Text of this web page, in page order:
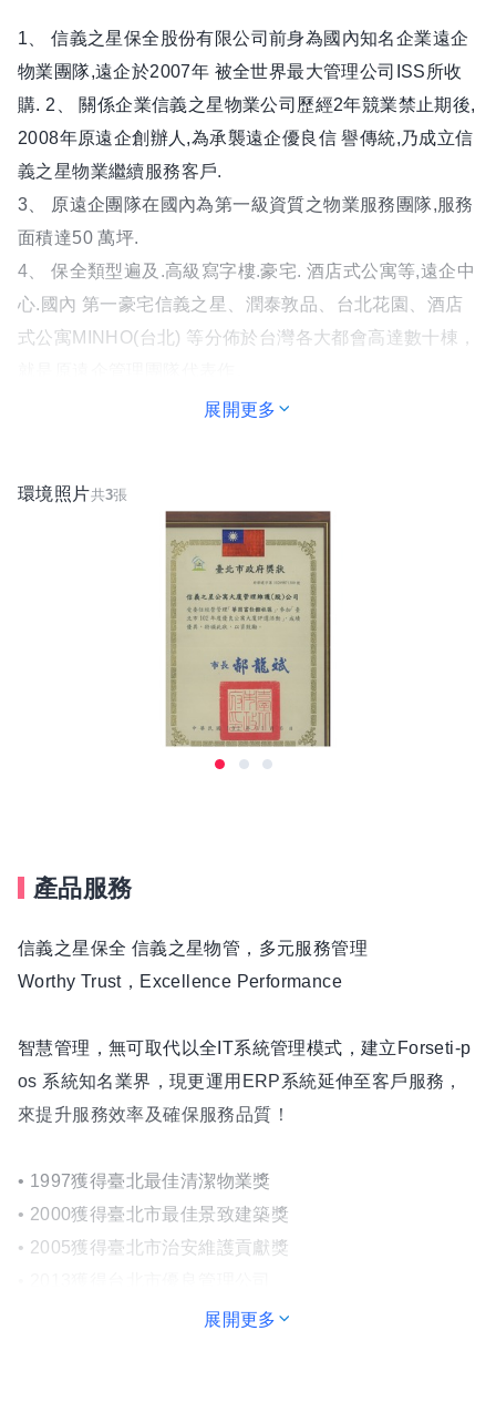
1、 信義之星保全股份有限公司前身為國內知名企業遠企
物業團隊,遠企於2007年 被全世界最大管理公司ISS所收
購. 2、 關係企業信義之星物業公司歷經2年競業禁止期後,
2008年原遠企創辦人,為承襲遠企優良信 譽傳統,乃成立信
義之星物業繼續服務客戶.
3、 原遠企團隊在國內為第一級資質之物業服務團隊,服務
面積達50 萬坪.
4、 保全類型遍及.高級寫字樓.豪宅. 酒店式公寓等,遠企中
心.國內 第一豪宅信義之星、潤泰敦品、台北花園、酒店
式公寓MINHO(台北) 等分佈於台灣各大都會高達數十棟，
5、“信義之星保全”秉承以精緻服務之豪宅管理理念，並專
般的奢華享受。
6、 2013年2015年獲選為台北市優良管理公司。
展開更多
環境照片共3張
產品服務
信義之星保全 信義之星物管，多元服務管理
Worthy Trust，Excellence Performance
智慧管理，無可取代以全IT系統管理模式，建立Forseti-p
os 系統知名業界，現更運用ERP系統延伸至客戶服務，
來提升服務效率及確保服務品質！
• 1997獲得臺北最佳清潔物業獎
• 2000獲得臺北市最佳景致建築獎
• 2005獲得臺北市治安維護貢獻獎
展開更多